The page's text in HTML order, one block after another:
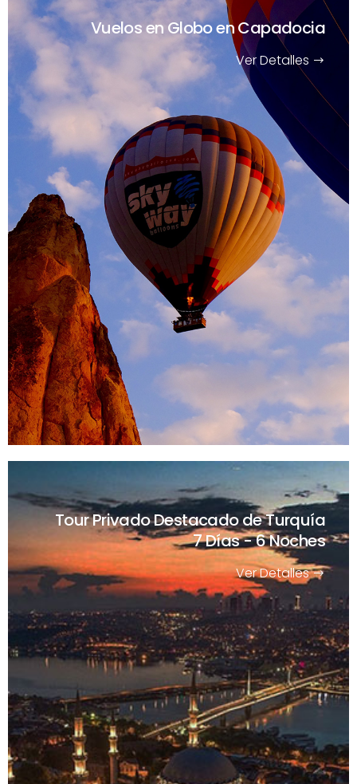
Vuelos en Globo en Capadocia
Ver Detalles
Tour Privado Destacado de Turquía
7 Días - 6 Noches
Ver Detalles